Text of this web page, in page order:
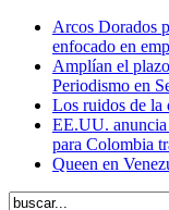
Arcos Dorados
enfocado en
Amplían el
Periodismo en
Los ruidos de la
EE.UU. anuncia
para Colombia
Queen en